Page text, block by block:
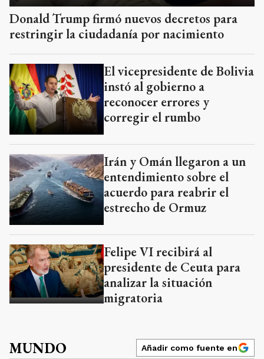
Donald Trump firmó nuevos decretos para
restringir la ciudadanía por nacimiento
El vicepresidente de Bolivia
instó al gobierno a
reconocer errores y
corregir el rumbo
Irán y Omán llegaron a un
entendimiento sobre el
acuerdo para reabrir el
estrecho de Ormuz
Felipe VI recibirá al
presidente de Ceuta para
analizar la situación
migratoria
MUNDO Añadir como fuente en